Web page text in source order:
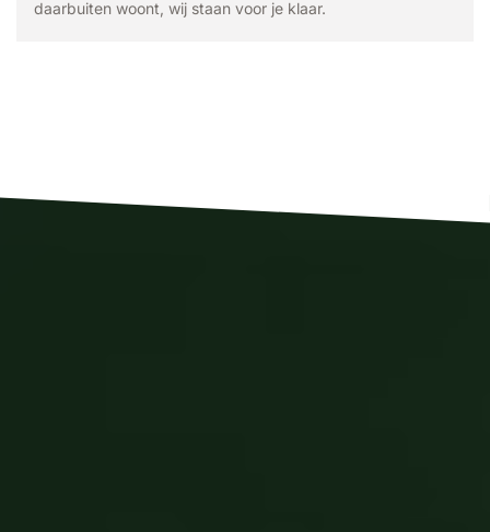
daarbuiten woont, wij staan voor je klaar.